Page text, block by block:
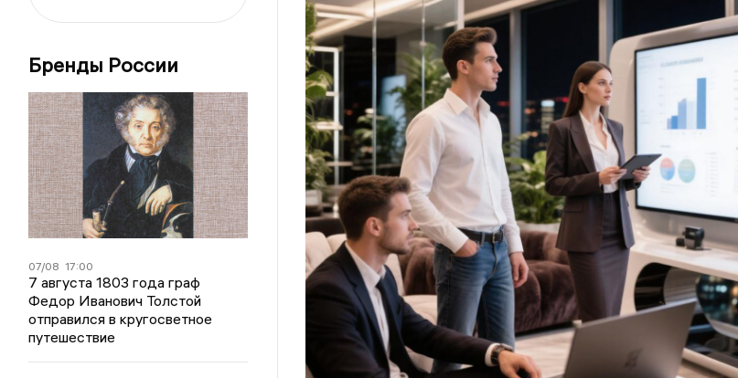
Бренды России
07/08 17:00
7 августа 1803 года граф
Федор Иванович Толстой
отправился в кругосветное
путешествие